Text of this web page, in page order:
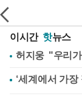
이시간 핫뉴스
허지웅 "우리